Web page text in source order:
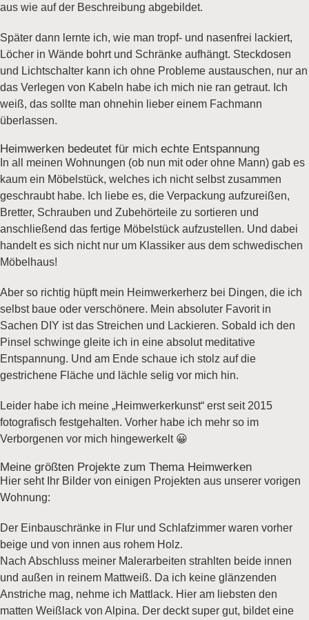
aus wie auf der Beschreibung abgebildet.
Später dann lernte ich, wie man tropf- und nasenfrei lackiert,
Löcher in Wände bohrt und Schränke aufhängt. Steckdosen
und Lichtschalter kann ich ohne Probleme austauschen, nur an
das Verlegen von Kabeln habe ich mich nie ran getraut. Ich
weiß, das sollte man ohnehin lieber einem Fachmann
überlassen.
Heimwerken bedeutet für mich echte Entspannung
In all meinen Wohnungen (ob nun mit oder ohne Mann) gab es
kaum ein Möbelstück, welches ich nicht selbst zusammen
geschraubt habe. Ich liebe es, die Verpackung aufzureißen,
Bretter, Schrauben und Zubehörteile zu sortieren und
anschließend das fertige Möbelstück aufzustellen. Und dabei
handelt es sich nicht nur um Klassiker aus dem schwedischen
Möbelhaus!
Aber so richtig hüpft mein Heimwerkerherz bei Dingen, die ich
selbst baue oder verschönere. Mein absoluter Favorit in
Sachen DIY ist das Streichen und Lackieren. Sobald ich den
Pinsel schwinge gleite ich in eine absolut meditative
Entspannung. Und am Ende schaue ich stolz auf die
gestrichene Fläche und lächle selig vor mich hin.
Leider habe ich meine „Heimwerkerkunst“ erst seit 2015
fotografisch festgehalten. Vorher habe ich mehr so im
Verborgenen vor mich hingewerkelt 😀
Meine größten Projekte zum Thema Heimwerken
Hier seht Ihr Bilder von einigen Projekten aus unserer vorigen
Wohnung:
Der Einbauschränke in Flur und Schlafzimmer waren vorher
beige und von innen aus rohem Holz.
Nach Abschluss meiner Malerarbeiten strahlten beide innen
und außen in reinem Mattweiß. Da ich keine glänzenden
Anstriche mag, nehme ich Mattlack. Hier am liebsten den
matten Weißlack von Alpina. Der deckt super gut, bildet eine